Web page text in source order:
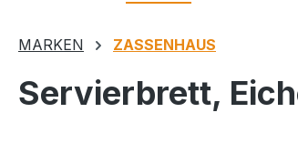
MARKEN ZASSENHAUS
Servierbrett,